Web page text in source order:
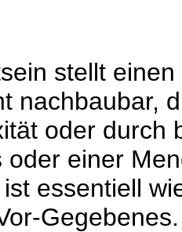
stellt
nachbaubar,
oder durch
oder einer
essentiell
Gegebenes.